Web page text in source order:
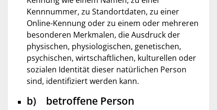
Kennnummer, zu Standortdaten, zu einer
Online-Kennung oder zu einem oder mehreren
besonderen Merkmalen, die Ausdruck der
physischen, physiologischen, genetischen,
psychischen, wirtschaftlichen, kulturellen oder
sozialen Identität dieser natürlichen Person
sind, identifiziert werden kann.
b) betroffene Person